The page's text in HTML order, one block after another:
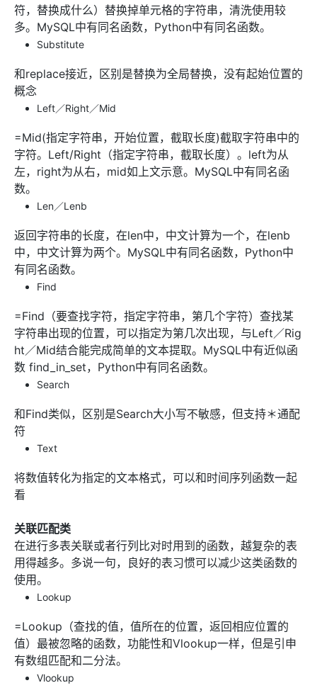
符，替换成什么）替换掉单元格的字符串，清洗使用较
多。MySQL中有同名函数，Python中有同名函数。
Substitute
和replace接近，区别是替换为全局替换，没有起始位置的
概念
Left／Right／Mid
=Mid(指定字符串，开始位置，截取长度)截取字符串中的
字符。Left/Right（指定字符串，截取长度）。left为从
左，right为从右，mid如上文示意。MySQL中有同名函
数。
Len／Lenb
返回字符串的长度，在len中，中文计算为一个，在lenb
中，中文计算为两个。MySQL中有同名函数，Python中
有同名函数。
Find
=Find（要查找字符，指定字符串，第几个字符）查找某
字符串出现的位置，可以指定为第几次出现，与Left／Rig
ht／Mid结合能完成简单的文本提取。MySQL中有近似函
数 find_in_set，Python中有同名函数。
Search
和Find类似，区别是Search大小写不敏感，但支持＊通配
符
Text
将数值转化为指定的文本格式，可以和时间序列函数一起
看
关联匹配类
在进行多表关联或者行列比对时用到的函数，越复杂的表
用得越多。多说一句，良好的表习惯可以减少这类函数的
使用。
Lookup
=Lookup（查找的值，值所在的位置，返回相应位置的
值）最被忽略的函数，功能性和Vlookup一样，但是引申
有数组匹配和二分法。
Vlookup